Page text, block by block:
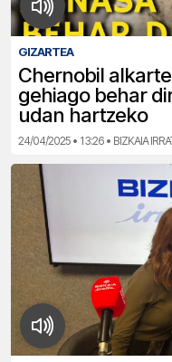
GIZARTEA
Chernobil
gehiago behar
udan hartzeko
24/04/2025 • 13:26 • BIZKAIA